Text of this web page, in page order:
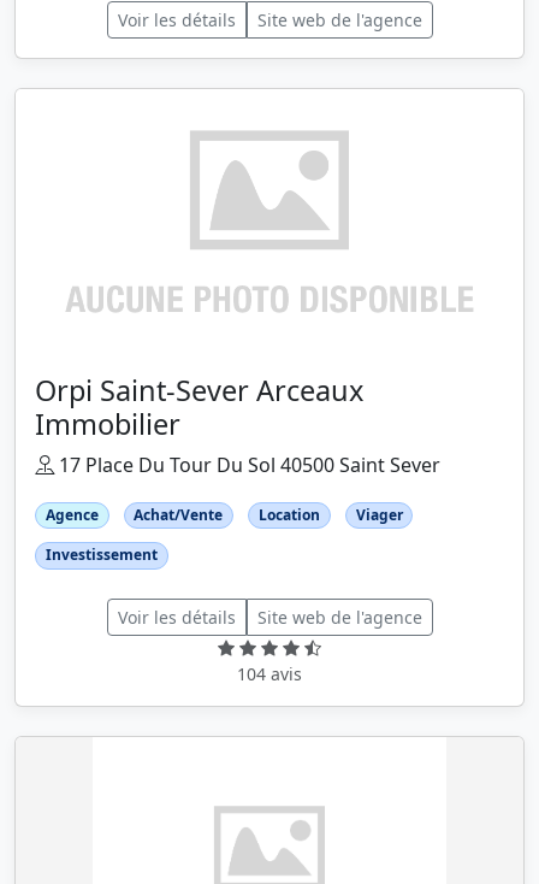
Voir les détails Site web de l'agence
Orpi Saint-Sever Arceaux
Immobilier
17 Place Du Tour Du Sol 40500 Saint Sever
Agence Achat/Vente Location
Viager
Investissement
Voir les détails Site web de l'agence
104 avis